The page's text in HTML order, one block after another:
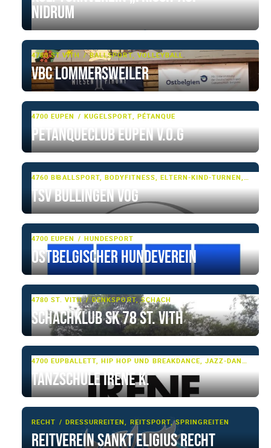
Nidrum
4780 ST.VITH BALLSPORT, VOLLEYBALL
VBC Lommersweiler
4700 EUPEN KUGELSPORT, PÉTANQUE
Pétanqueclub Eupen V.o.G
4760 BÜLLINGEN
TSV Büllingen VoG
4700 EUPEN HUNDESPORT
Ostbelgischer Hundeverein
4780 ST. VITH DENKSPORT, SCHACH
Schachklub SK 78 St. Vith
4700 EUPEN
Tanzschule Irene K.
RECHT DRESSURREITEN, REITSPORT, SPRINGREITEN
Reitverein Sankt Eligius Recht